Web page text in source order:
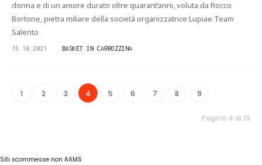
donna e di un amore durato oltre quarant’anni, voluta da Rocco
Bortone, pietra miliare della società organizzatrice Lupiae Team
Salento
15.10.2021 BASKET IN CARROZZINA
1 2 3 4 5 6 7 8 9
Pagina 4 di 19
Siti scommesse non AAMS